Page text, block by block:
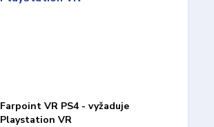
Farpoint VR PS4 - vyžaduje
Playstation VR